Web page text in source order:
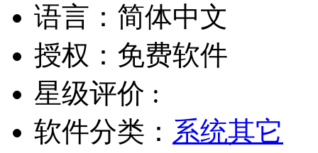
语言： 简体中文
授权： 免费软件
星级评价 :
软件分类： 系统其它